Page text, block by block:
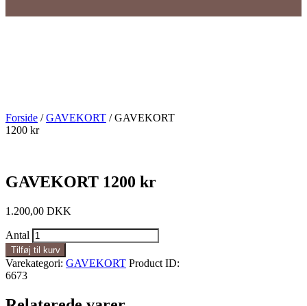
Forside /GAVEKORT / GAVEKORT
1200 kr
GAVEKORT 1200 kr
1.200,00 DKK
Antal
Tilføj til kurv
Varekategori: GAVEKORT Product ID:
6673